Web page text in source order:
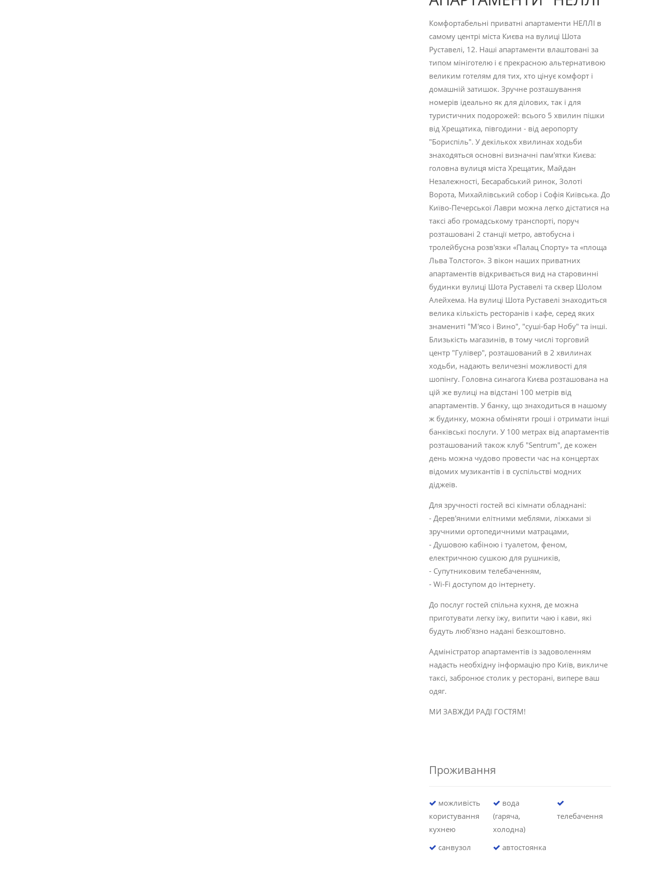
Комфортабельні приватні апартаменти НЕЛЛІ в
самому центрі міста Києва на вулиці Шота
Руставелі, 12. Наші апартаменти влаштовані за
типом мініготелю і є прекрасною альтернативою
великим готелям для тих, хто цінує комфорт і
домашній затишок. Зручне розташування
номерів ідеально як для ділових, так і для
туристичних подорожей: всього 5 хвилин пішки
від Хрещатика, півгодини - від аеропорту
"Бориспіль". У декількох хвилинах ходьби
знаходяться основні визначні пам'ятки Києва:
головна вулиця міста Хрещатик, Майдан
Незалежності, Бесарабський ринок, Золоті
Ворота, Михайлівський собор і Софія Київська. До
Київо-Печерської Лаври можна легко дістатися на
таксі або громадському транспорті, поруч
розташовані 2 станції метро, ​​автобусна і
тролейбусна розв'язки «Палац Спорту» та «площа
Льва Толстого». З вікон наших приватних
апартаментів відкривається вид на старовинні
будинки вулиці Шота Руставелі та сквер Шолом
Алейхема. На вулиці Шота Руставелі знаходиться
велика кількість ресторанів і кафе, серед яких
знамениті "М'ясо і Вино", "суші-бар Нобу" та інші.
Близькість магазинів, в тому числі торговий
центр "Гулівер", розташований в 2 хвилинах
ходьби, надають величезні можливості для
шопінгу. Головна синагога Києва розташована на
цій же вулиці на відстані 100 метрів від
апартаментів. У банку, що знаходиться в нашому
ж будинку, можна обміняти гроші і отримати інші
банківські послуги. У 100 метрах від апартаментів
розташований також клуб "Sentrum", де кожен
день можна чудово провести час на концертах
відомих музикантів і в суспільстві модних
діджеїв.
Для зручності гостей всі кімнати обладнані:
- Дерев'яними елітними меблями, ліжками зі
зручними ортопедичними матрацами,
- Душовою кабіною і туалетом, феном,
електричною сушкою для рушників,
- Супутниковим телебаченням,
- Wi-Fi доступом до інтернету.
До послуг гостей спільна кухня, де можна
приготувати легку їжу, випити чаю і кави, які
будуть люб'язно надані безкоштовно.
Адміністратор апартаментів із задоволенням
надасть необхідну інформацію про Київ, викличе
таксі, забронює столик у ресторані, випере ваш
одяг.
МИ ЗАВЖДИ РАДІ ГОСТЯМ!
Проживання
можливість
користування
кухнею
вода
(гаряча,
холодна)
телебачення
санвузол автостоянка